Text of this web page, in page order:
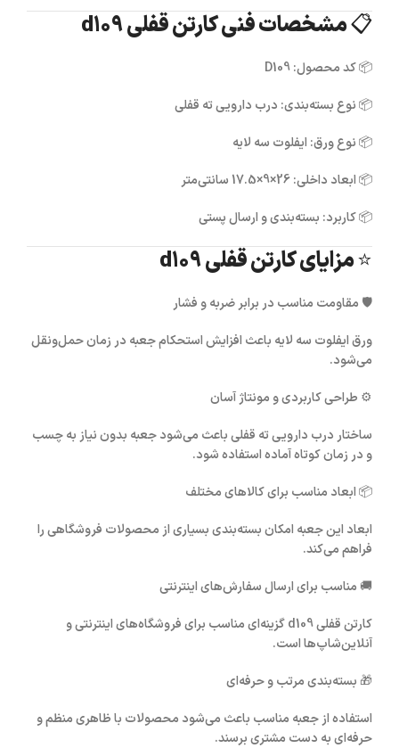
📋 مشخصات فنی کارتن قفلی d109
📦کد محصول:
📦نوع بسته‌بندی: درب دارویی ته قفلی
📦نوع ورق: ایفلوت سه لایه
📦ابعاد داخلی:
📦کاربرد: بسته‌بندی و ارسال پستی
⭐ مزایای کارتن قفلی d109
🛡 مقاومت مناسب در برابر ضربه و فشار
ورق ایفلوت سه لایه باعث افزایش استحکام جعبه در زمان حمل‌ونقل
می‌شود.
⚙️ طراحی کاربردی و مونتاژ آسان
ساختار درب دارویی ته قفلی باعث می‌شود جعبه بدون نیاز به چسب
و در زمان کوتاه آماده استفاده شود.
📦ابعاد مناسب برای کالاهای مختلف
ابعاد این جعبه امکان بسته‌بندی بسیاری از محصولات فروشگاهی را
فراهم می‌کند.
🚚 مناسب برای ارسال سفارش‌های اینترنتی
کارتن قفلی d109
گزینه‌ای مناسب برای فروشگاه‌های اینترنتی و
آنلاین‌شاپ‌ها است.
🎁 بسته‌بندی مرتب و حرفه‌ای
استفاده از جعبه مناسب باعث می‌شود محصولات با ظاهری منظم و
حرفه‌ای به دست مشتری برسند.